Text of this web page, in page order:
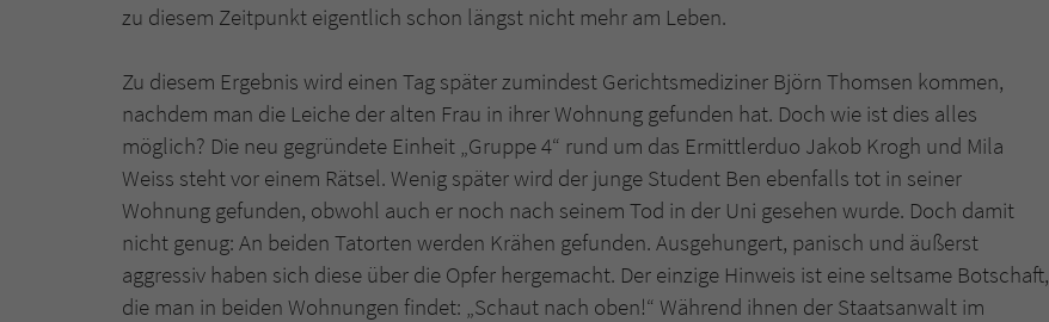
zu diesem Zeitpunkt eigentlich schon längst nicht mehr am Leben.
Zu diesem Ergebnis wird einen Tag später zumindest Gerichtsmediziner Björn Thomsen kommen,
nachdem man die Leiche der alten Frau in ihrer Wohnung gefunden hat. Doch wie ist dies alles
möglich? Die neu gegründete Einheit „Gruppe 4“ rund um das Ermittlerduo Jakob Krogh und Mila
Weiss steht vor einem Rätsel. Wenig später wird der junge Student Ben ebenfalls tot in seiner
Wohnung gefunden, obwohl auch er noch nach seinem Tod in der Uni gesehen wurde. Doch damit
nicht genug: An beiden Tatorten werden Krähen gefunden. Ausgehungert, panisch und äußerst
aggressiv haben sich diese über die Opfer hergemacht. Der einzige Hinweis ist eine seltsame Botschaft,
die man in beiden Wohnungen findet: „Schaut nach oben!“ Während ihnen der Staatsanwalt im
Anbieter Literatur-Couch Medien GmbH & Co. KG
Laufzeit Session
Zweck
Dieses Cookie gewährleistet die Kommunikation der
Webseite mit dem Benutzer. Es wird benötigt um z. B.
den Sicherheitscode des Kontaktformulars zu
überprüfen.